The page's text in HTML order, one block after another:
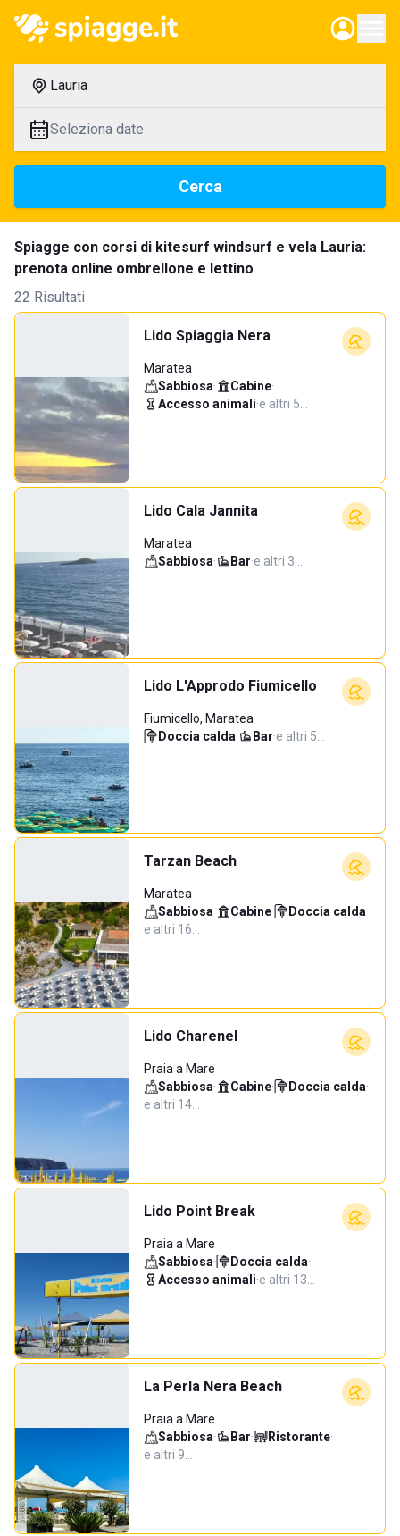
Lauria
Seleziona date
Cerca
Spiagge con corsi di kitesurf windsurf e vela Lauria:
prenota online ombrellone e lettino
22 Risultati
Lido Spiaggia Nera
Maratea
Sabbiosa· Cabine·
Accesso animali·e altri 5…
Lido Cala Jannita
Maratea
Sabbiosa· Bar·e altri 3…
Lido L'Approdo Fiumicello
Fiumicello, Maratea
Doccia calda· Bar·e altri 5…
Tarzan Beach
Maratea
Sabbiosa· Cabine· Doccia calda·
e altri 16…
Lido Charenel
Praia a Mare
Sabbiosa· Cabine· Doccia calda·
e altri 14…
Lido Point Break
Praia a Mare
Sabbiosa· Doccia calda·
Accesso animali·e altri 13…
La Perla Nera Beach
Praia a Mare
Sabbiosa· Bar· Ristorante·
e altri 9…